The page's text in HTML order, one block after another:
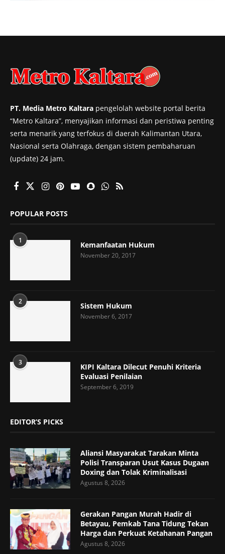
PT. Media Metro Kaltara pengelolah website portal berita
“Metro Kaltara”, menyajikan informasi dan peristiwa penting
serta menarik yang terfokus di daerah Kalimantan Utara,
Nasional serta Olahraga, dengan sistem pembaharuan
(update) 24 jam.
POPULAR POSTS
1 Kemanfaatan Hukum
November 20, 2017
2 Sistem Hukum
November 6, 2017
3
KIPI Kaltara Dilecut Penuhi Kriteria
Evaluasi Penilaian
September 6, 2019
EDITOR’S PICKS
Aliansi Masyarakat Tarakan Minta
Polisi Transparan Usut Kasus Dugaan
Doxing dan Tolak Kriminalisasi
Agustus 8, 2026
Gerakan Pangan Murah Hadir di
Betayau, Pemkab Tana Tidung Tekan
Harga dan Perkuat Ketahanan Pangan
Agustus 8, 2026